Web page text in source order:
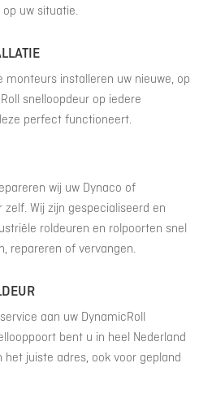
uw situatie.
monteurs installeren uw nieuwe, op
snelloopdeur op iedere
perfect functioneert.
wij uw Dynaco of
Wij zijn gespecialiseerd en
roldeuren en rolpoorten snel
repareren of vervangen.
aan uw DynamicRoll
bent u in heel Nederland
het juiste adres, ook voor gepland